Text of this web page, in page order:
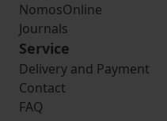
NomosOnline
Journals
Service
Delivery and Payment
Contact
FAQ